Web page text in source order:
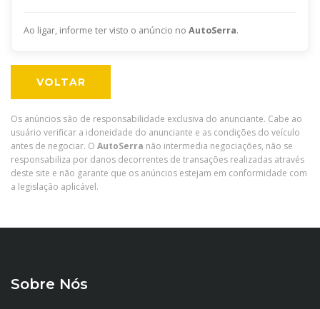
Ao ligar, informe ter visto o anúncio no AutoSerra.
VOLTAR
Os anúncios são de responsabilidade exclusiva do anunciante. Cabe ao
usuário verificar a idoneidade do anunciante e as condições do veículo
antes de negociar. O AutoSerra não intermedia negociações, não se
responsabiliza por danos decorrentes de transações realizadas através
deste site e não garante que os anúncios estejam em conformidade com
a legislação aplicável.
Sobre Nós